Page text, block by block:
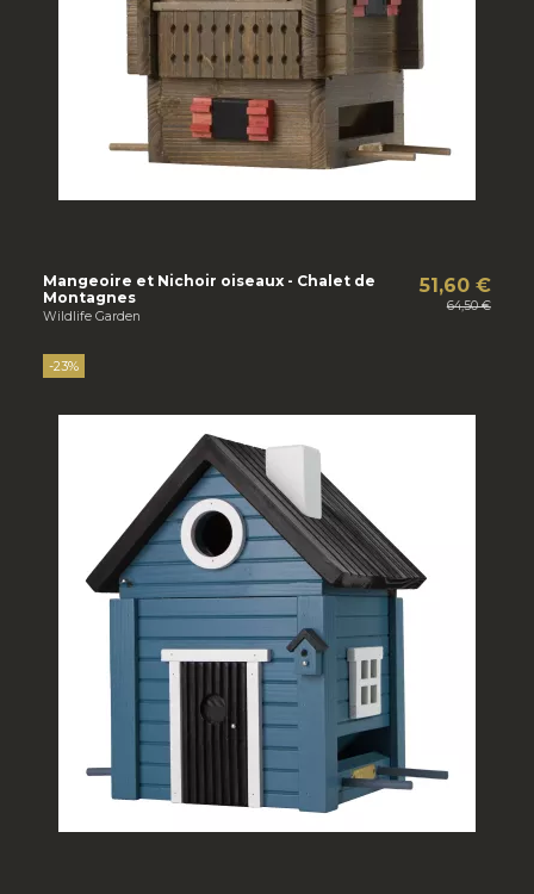
Mangeoire et Nichoir oiseaux - Chalet de
Montagnes
Wildlife Garden
51,60 €
64,50 €
-23%